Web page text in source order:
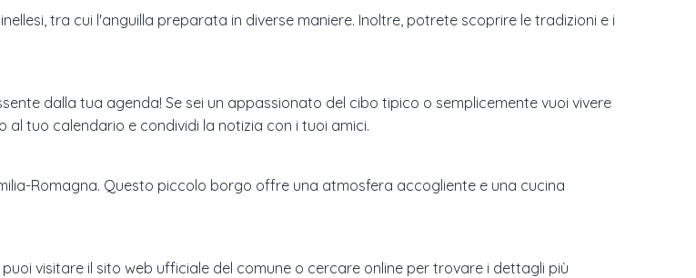
tra cui l'anguilla preparata in diverse maniere. Inoltre, potrete scoprire le tradizioni e i
dalla tua agenda! Se sei un appassionato del cibo tipico o semplicemente vuoi vivere
al tuo calendario e condividi la notizia con i tuoi amici.
Romagna. Questo piccolo borgo offre una atmosfera accogliente e una cucina
visitare il sito web ufficiale del comune o cercare online per trovare i dettagli più